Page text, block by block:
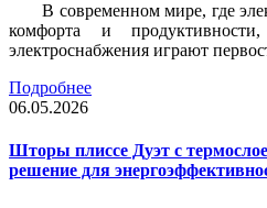
В современном мире, где
комфорта и
электроснабжения играют
Подробнее
06.05.2026
Шторы плиссе Дуэт с
решение для